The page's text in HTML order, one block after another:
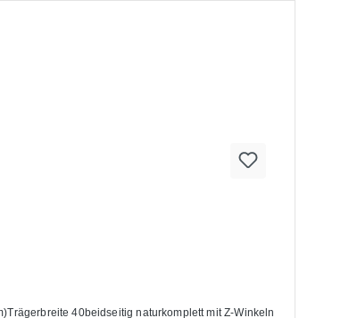
40beidseitig naturkomplett mit Z-Winkeln